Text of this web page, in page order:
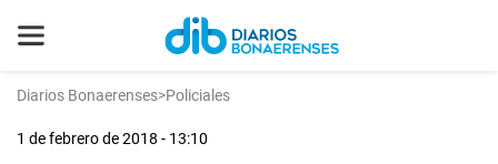
Diarios Bonaerenses>Policiales
1 de febrero de 2018 - 13:10